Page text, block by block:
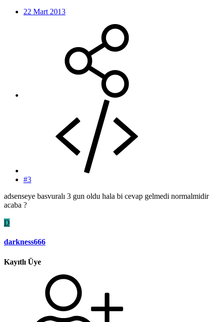
22 Mart 2013
#3
adsenseye basvuralı 3 gun oldu hala bi cevap gelmedi normalmidir
acaba ?
D
darkness666
Kayıtlı Üye